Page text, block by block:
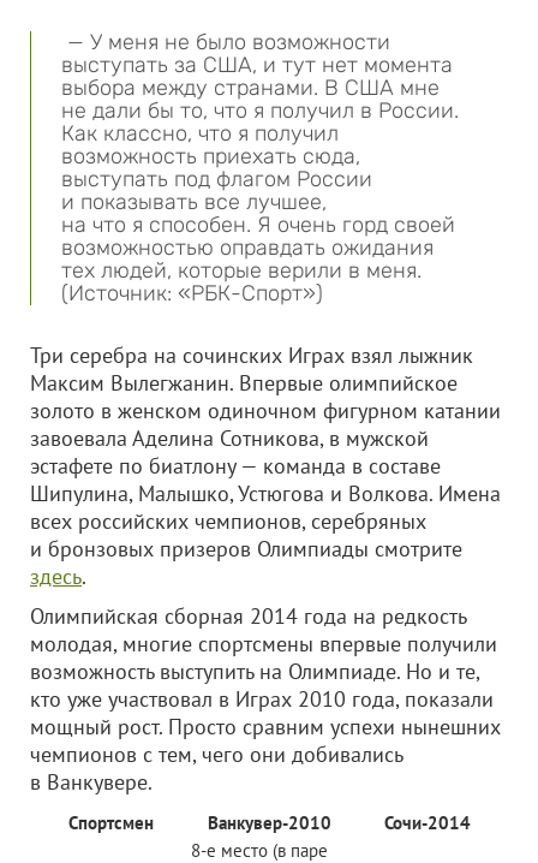
— У меня не было возможности
выступать за США, и тут нет момента
выбора между странами. В США мне
не дали бы то, что я получил в России.
Как классно, что я получил
возможность приехать сюда,
выступать под флагом России
и показывать все лучшее,
на что я способен. Я очень горд своей
возможностью оправдать ожидания
тех людей, которые верили в меня.
(Источник: «РБК-Спорт»)
Три серебра на сочинских Играх взял лыжник
Максим Вылегжанин. Впервые олимпийское
золото в женском одиночном фигурном катании
завоевала Аделина Сотникова, в мужской
эстафете по биатлону — команда в составе
Шипулина, Малышко, Устюгова и Волкова. Имена
всех российских чемпионов, серебряных
и бронзовых призеров Олимпиады смотрите
здесь.
Олимпийская сборная 2014 года на редкость
молодая, многие спортсмены впервые получили
возможность выступить на Олимпиаде. Но и те,
кто уже участвовал в Играх 2010 года, показали
мощный рост. Просто сравним успехи нынешних
чемпионов с тем, чего они добивались
в Ванкувере.
Спортсмен Ванкувер-2010 Сочи-2014
8-е место (в паре